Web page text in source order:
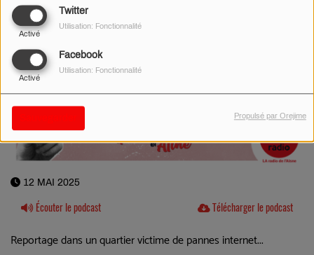
Twitter
Activé
Utilisation: Fonctionnalité
Facebook
Activé
Utilisation: Fonctionnalité
Propulsé par Orejime
12 MAI 2025
Écouter le podcast Télécharger le podcast
Reportage dans un quartier victime de pannes internet...